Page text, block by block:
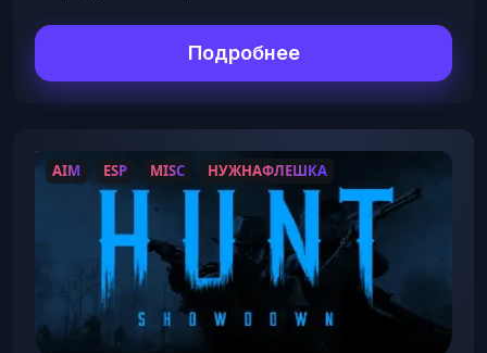
Подробнее
AIM ESP MISC НУЖНАФЛЕШКА